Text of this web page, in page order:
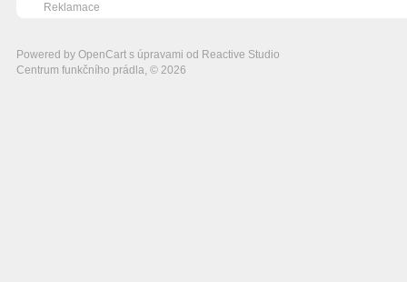
Reklamace
Powered by OpenCart s úpravami od Reactive Studio
Centrum funkčního prádla, © 2026